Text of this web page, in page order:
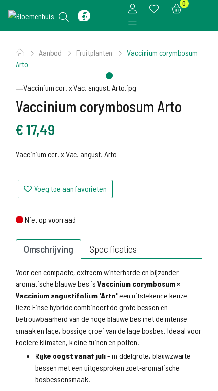
0
Aanbod Fruitplanten
Vaccinium corymbosum
Arto
Vaccinium corymbosum Arto
€17,49
Vaccinium cor. x Vac. angust. Arto
Voeg toe aan favorieten
Niet op voorraad
Niet op voorraad
Omschrijving Specificaties
Voor een compacte, extreem winterharde en bijzonder
aromatische blauwe bes is Vaccinium corymbosum ×
Vaccinium angustifolium 'Arto'een uitstekende keuze.
Deze Finse hybride combineert de grote bessen en
betrouwbaarheid van de hoge blauwe bes met de intense
smaak en lage, bossige groei van de lage bosbes. Ideaal voor
koelere klimaten, kleine tuinen en potten.
Rijke oogst vanaf juli– middelgrote, blauwzwarte
bessen met een uitgesproken zoet‑aromatische
bosbessensmaak.